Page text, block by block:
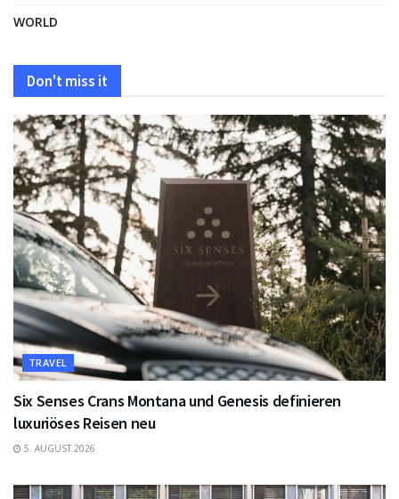
WORLD
Don't miss it
TRAVEL
Six Senses Crans Montana und Genesis definieren
luxuriöses Reisen neu
5. AUGUST 2026